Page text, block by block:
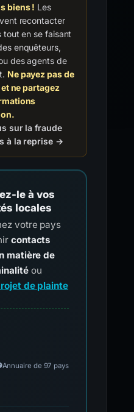
biens ! Les
recontacter
tout en se faisant
enquêteurs,
des agents de
Ne payez pas de
ne partagez
sur la fraude
à la reprise →
le à vos
locales
votre pays
contacts
matière de
ou
de plainte
pays pour les contacts
Annuaire de 97 pays